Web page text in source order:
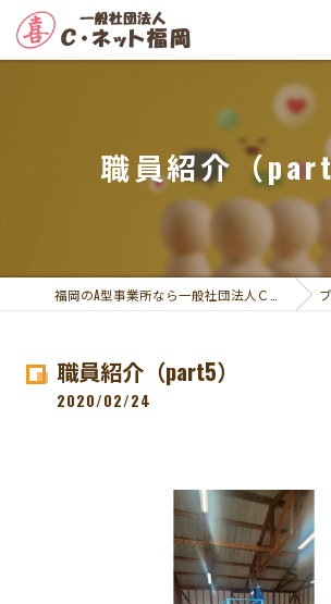
職員紹介（
ブログ
職員紹介（part5）
2020/02/24